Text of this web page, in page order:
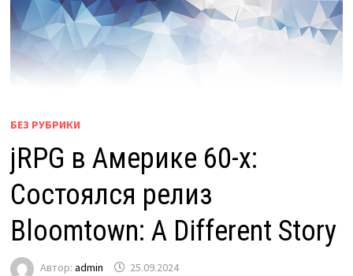
БЕЗ РУБРИКИ
jRPG в Америке 60-х:
Состоялся релиз
Bloomtown: A Different Story
Автор: admin 25.09.2024